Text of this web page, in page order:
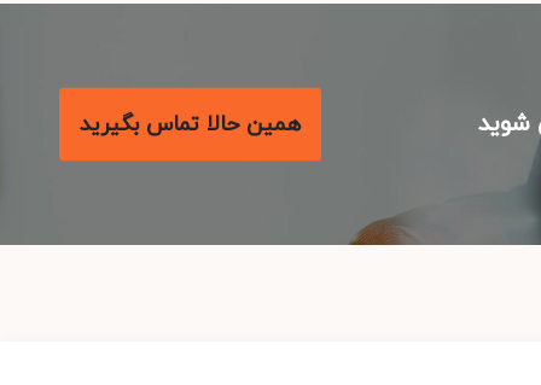
همین حالا تماس بگیرید